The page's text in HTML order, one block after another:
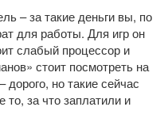
– за такие деньги вы, по
для работы. Для игр он
слабый процессор и
стоит посмотреть на
но такие сейчас
за что заплатили и